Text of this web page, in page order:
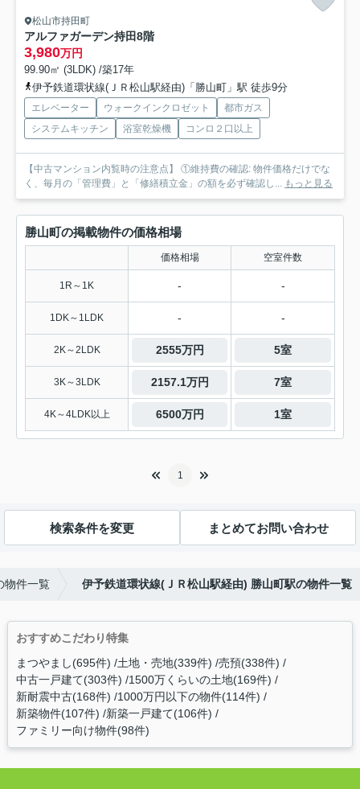
松山市持田町
アルファガーデン持田8階
3,980万円
99.90㎡ (3LDK) /築17年
伊予鉄道環状線(ＪＲ松山駅経由)「勝山町」駅 徒歩9分
エレベーター ウォークインクロゼット
都市ガス
システムキッチン
浴室乾燥機 コンロ２口以上
【中古マンション内覧時の注意点】 ①維持費の確認: 物件価格だけでな
く、毎月の「管理費」と「修繕積立金」の額を必ず確認し... もっと見る
勝山町の掲載物件の価格相場
価格相場 空室件数
1R～1K - -
1DK～1LDK - -
2K～2LDK 2555万円 5室
3K～3LDK 2157.1万円 7室
4K～4LDK以上 6500万円 1室
1
検索条件を変更 まとめてお問い合わせ
物件一覧 伊予鉄道環状線(ＪＲ松山駅経由) 勝山町駅の物件一覧
おすすめこだわり特集
まつやまし(695件) 土地・売地(339件) 売預(338件)
中古一戸建て(303件) 1500万くらいの土地(169件)
新耐震中古(168件) 1000万円以下の物件(114件)
新築物件(107件) 新築一戸建て(106件)
ファミリー向け物件(98件)